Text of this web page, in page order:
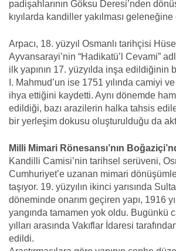
padişahlarının Göksu Deresi’nden
kıyılarda kandiller yakılması geleneğine
Arpacı, 18. yüzyıl Osmanlı tarihçisi
Ayvansarayi’nin “Hadikatü’l Cevami”
ilk yapının 17. yüzyılda inşa edildiğinin
I. Mahmud’un ise 1751 yılında camiyi
ihya ettiğini kaydetti. Aynı dönemde
edildiği, bazı arazilerin halka tahsis
bir yerleşim dokusu oluşturulduğu da
Milli Mimari Rönesansı’nın
Kandilli Camisi’nin tarihsel serüveni,
Cumhuriyet’e uzanan mimari
taşıyor. 19. yüzyılın ikinci yarısında
döneminde onarım geçiren yapı, 1916
yangında tamamen yok oldu. Bugünkü
yılları arasında Vakıflar İdaresi
edildi.